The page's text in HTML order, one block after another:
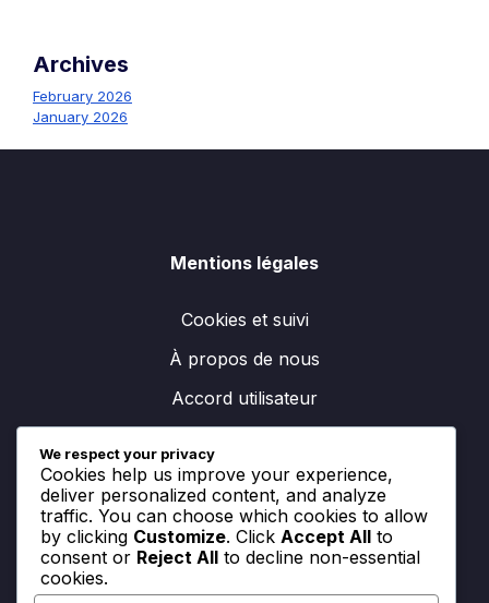
Archives
February 2026
January 2026
Mentions légales
Cookies et suivi
À propos de nous
Accord utilisateur
Entrer en contact
Catégories
We respect your privacy
Cookies help us improve your experience,
deliver personalized content, and analyze
traffic. You can choose which cookies to allow
by clicking Customize. Click Accept All to
consent or Reject All to decline non-essential
cookies.